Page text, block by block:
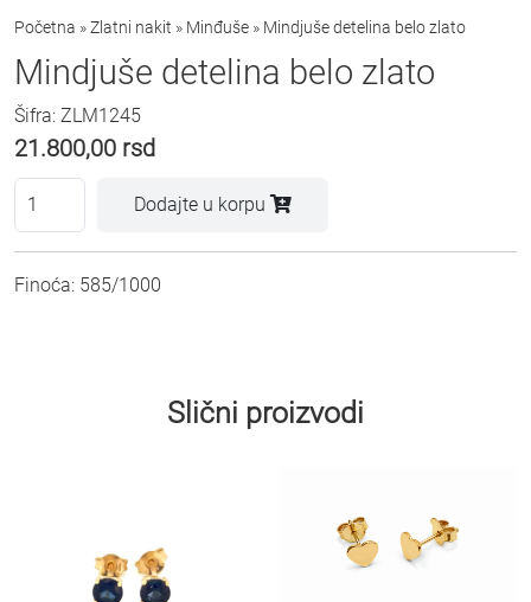
Početna »Zlatni nakit » Minđuše » Mindjuše detelina belo zlato
Mindjuše detelina belo zlato
Šifra: ZLM1245
21.800,00 rsd
Dodajte u korpu
Finoća: 585/1000
Slični proizvodi